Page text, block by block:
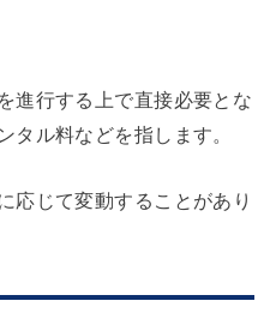
進行する上で直接必要とな
タル料などを指します。
応じて変動することがあり